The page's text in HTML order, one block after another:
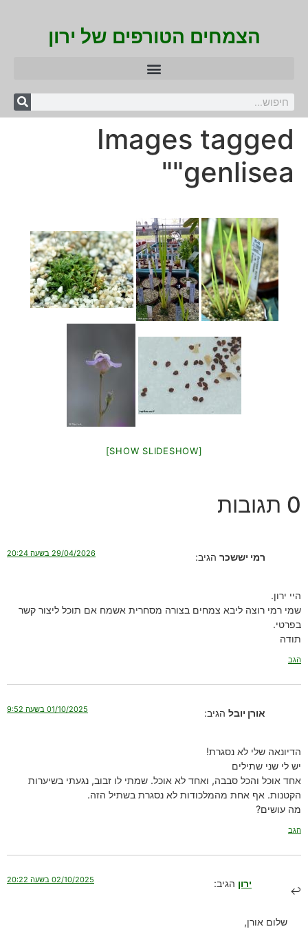
הצמחים הטורפים של ירון
Images tagged
"genlisea"
[SHOW SLIDESHOW]
0 תגובות
רמי יששכר הגיב: 29/04/2026 בשעה 20:24
היי ירון.
שמי רמי רוצה ליבא צמחים בצורה מסחרית אשמח אם תוכל ליצור קשר
בפרטי.
תודה
הגב
אורן יובל הגיב: 01/10/2025 בשעה 9:52
הדיונאה שלי לא נסגרת!
יש לי שני שתילים
אחד אוכל והכל סבבה, ואחד לא אוכל. שמתי לו זבוב, נגעתי בשיערות
הקטנות. אף אחת מהמלכודות לא נסגרת בשתיל הזה.
מה עושים?
הגב
ירון הגיב: 02/10/2025 בשעה 20:22
שלום אורן,